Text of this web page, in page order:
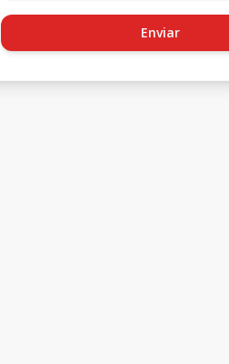
Enviar